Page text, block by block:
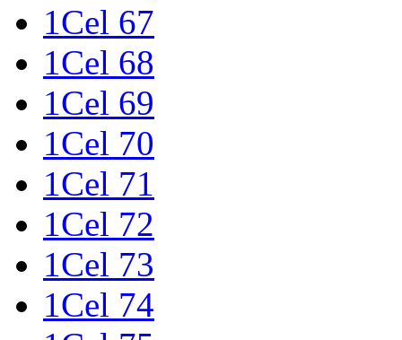
1Cel 67
1Cel 68
1Cel 69
1Cel 70
1Cel 71
1Cel 72
1Cel 73
1Cel 74